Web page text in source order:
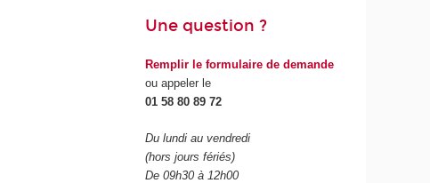
Une question ?
Remplir le formulaire de demande
ou appeler le
01 58 80 89 72
Du lundi au vendredi
(hors jours fériés)
De 09h30 à 12h00